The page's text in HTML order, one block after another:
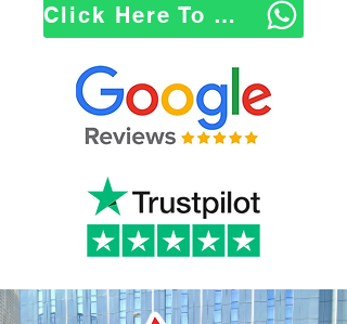
Click Here To WhatsApp Us